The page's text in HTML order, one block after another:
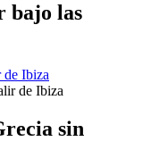
bajo las
Ibiza
sin